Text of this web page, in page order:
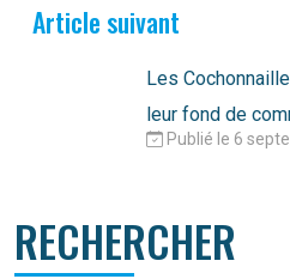
Article suivant
Les
leur fond de
Publié le 6
RECHERCHER